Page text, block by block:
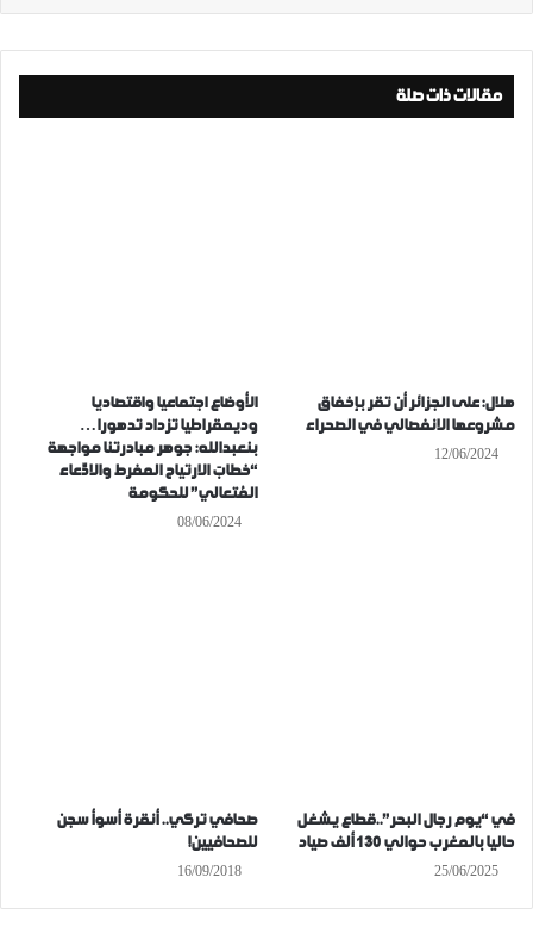
مقالات ذات صلة
هلال: على الجزائر أن تقر بإخفاق
مشروعها الانفصالي في الصحراء
12/06/2024
الأوضاع اجتماعيا واقتصاديا
وديمقراطيا تزداد تدهورا…
بنعبدالله: جوهر مبادرتنا مواجهة
“خطابَ الارتياح المفرط والادِّعاء
المُتعالي” للحكومة
08/06/2024
في “يوم رجال البحر”..قطاع يشغل
حاليا بالمغرب حوالي 130 ألف صياد
25/06/2025
صحافي تركي.. أنقرة أسوأ سجن
للصحافيين!
16/09/2018